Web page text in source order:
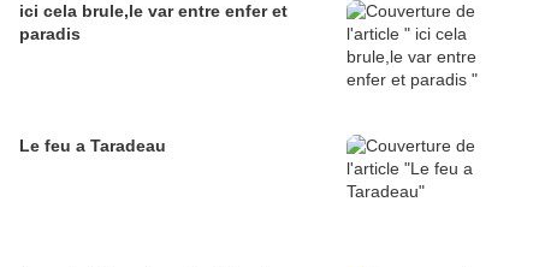
ici cela brule,le var entre enfer et
paradis
Le feu a Taradeau